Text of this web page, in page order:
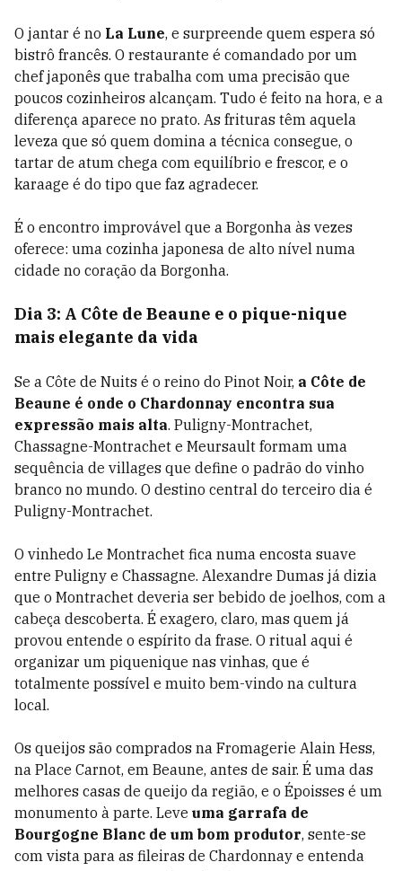
O jantar é no La Lune, e surpreende quem espera só
bistrô francês. O restaurante é comandado por um
chef japonês que trabalha com uma precisão que
poucos cozinheiros alcançam. Tudo é feito na hora, e a
diferença aparece no prato. As frituras têm aquela
leveza que só quem domina a técnica consegue, o
tartar de atum chega com equilíbrio e frescor, e o
karaage é do tipo que faz agradecer.
É o encontro improvável que a Borgonha às vezes
oferece: uma cozinha japonesa de alto nível numa
cidade no coração da Borgonha.
Dia 3: A Côte de Beaune e o pique-nique
mais elegante da vida
Se a Côte de Nuits é o reino do Pinot Noir, a Côte de
Beaune é onde o Chardonnay encontra sua
expressão mais alta. Puligny-Montrachet,
Chassagne-Montrachet e Meursault formam uma
sequência de villages que define o padrão do vinho
branco no mundo. O destino central do terceiro dia é
Puligny-Montrachet.
O vinhedo Le Montrachet fica numa encosta suave
entre Puligny e Chassagne. Alexandre Dumas já dizia
que o Montrachet deveria ser bebido de joelhos, com a
cabeça descoberta. É exagero, claro, mas quem já
provou entende o espírito da frase. O ritual aqui é
organizar um piquenique nas vinhas, que é
totalmente possível e muito bem-vindo na cultura
local.
Os queijos são comprados na Fromagerie Alain Hess,
na Place Carnot, em Beaune, antes de sair. É uma das
melhores casas de queijo da região, e o Époisses é um
monumento à parte. Leve uma garrafa de
Bourgogne Blanc de um bom produtor, sente-se
com vista para as fileiras de Chardonnay e entenda